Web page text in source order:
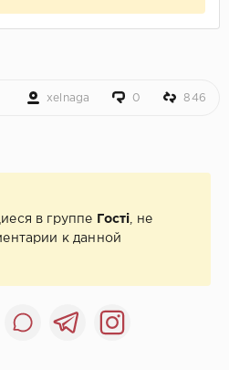
xelnaga 0 846
в группе
Гості
, не
к данной